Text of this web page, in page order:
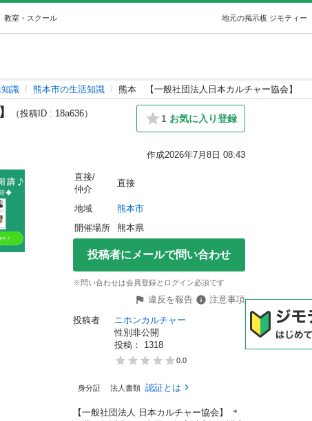
教室・スクール 地元の掲示板 ジモティー
識 熊本市の生活知識 熊本 【一般社団法人日本カルチャー協会】
（投稿ID : 18a636） 1 お気に入り登録
作成2026年7月8日 08:43
直接/
仲介
直接
地域
熊本市
開催場所
熊本県
投稿者にメールで問い合わせ
※問い合わせは会員登録とログイン必須です
違反を報告
注意事項
投稿者
ニホンカルチャー
性別非公開
投稿： 1318
0.0
身分証 法人書類 認証とは
【一般社団法人 日本カルチャー協会】 ＊